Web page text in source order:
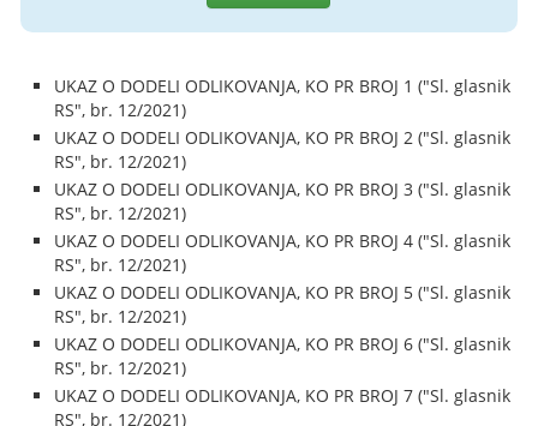
UKAZ O DODELI ODLIKOVANJA, KO PR BROJ 1 ("Sl. glasnik
RS", br. 12/2021)
UKAZ O DODELI ODLIKOVANJA, KO PR BROJ 2 ("Sl. glasnik
RS", br. 12/2021)
UKAZ O DODELI ODLIKOVANJA, KO PR BROJ 3 ("Sl. glasnik
RS", br. 12/2021)
UKAZ O DODELI ODLIKOVANJA, KO PR BROJ 4 ("Sl. glasnik
RS", br. 12/2021)
UKAZ O DODELI ODLIKOVANJA, KO PR BROJ 5 ("Sl. glasnik
RS", br. 12/2021)
UKAZ O DODELI ODLIKOVANJA, KO PR BROJ 6 ("Sl. glasnik
RS", br. 12/2021)
UKAZ O DODELI ODLIKOVANJA, KO PR BROJ 7 ("Sl. glasnik
RS", br. 12/2021)